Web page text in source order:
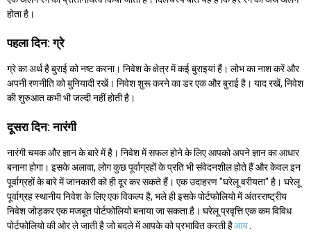
होता है।
पहला दिन: ग्रे
ग्रे का अर्थ है बुराई को नष्ट करना। निवेश के क्षेत्र में कई बुराइयां हैं। लोभ का नाश करें और
अपनी रणनीति को बुनियादी रखें। निवेश शुरू करने का डर एक और बुराई है। याद रखें, निवेश
की शुरुआत कभी भी जल्दी नहीं होती है।
दूसरा दिन: नारंगी
नारंगी चमक और ज्ञान के बारे में है। निवेश में सफल होने के लिए आपको अपने ज्ञान का आधार
बनाना होगा। इसके अलावा, लोग कुछ पूर्वाग्रहों के प्रति भी संवेदनशील होते हैं और केवल इन
पूर्वाग्रहों के बारे में जानकारी को ही दूर कर सकते हैं। एक उदाहरण "घरेलू वरीयता" है। घरेलू
पूर्वाग्रह स्थानीय निवेश के लिए एक विकल्प है, भले ही इसके पोर्टफोलियो में अंतरराष्ट्रीय
निवेश जोड़कर एक मजबूत पोर्टफोलियो बनाया जा सकता है। घरेलू प्रवृत्ति एक कम विविध
पोर्टफोलियो की ओर ले जाती है जो बदले में आपके को प्रभावित करती हैआय